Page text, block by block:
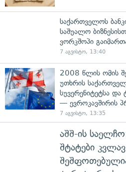
საქართველოს
საშუალო
ვორკშოპი
7 აგვისტო, 13:40
2008 წლის ომის
უთხრის
სუვერენიტეტსა
— ევროკავშირის
7 აგვისტო, 13:35
აშშ-ის
შტატები